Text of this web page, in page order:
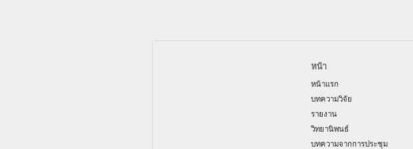
หน้า
หน้าแรก
บทความวิจัย
รายงาน
วิทยานิพนธ์
บทความจากการประชุม